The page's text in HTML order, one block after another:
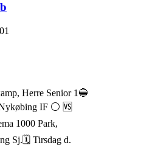
Herre Senior 1🔵
IF ⚪️ 🆚️
1000 Park,
Sj.🗓 Tirsdag d.